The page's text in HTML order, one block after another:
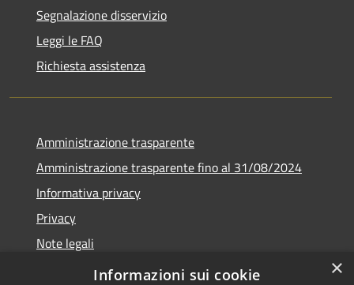
Segnalazione disservizio
Leggi le FAQ
Richiesta assistenza
Amministrazione trasparente
Amministrazione trasparente fino al 31/08/2024
Informativa privacy
Privacy
Note legali
Dichiarazione di accessibilità
×
Informazioni sui cookie